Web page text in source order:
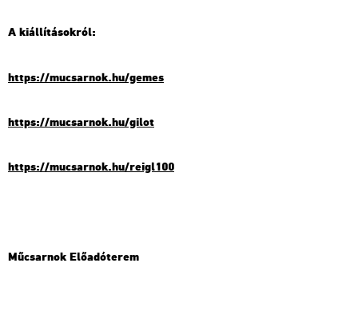
A ki­ál­lí­tá­sok­ról:
https://​mu­csar­nok.​hu/​gemes
https://​mu­csar­nok.​hu/​gilot
https://​mu­csar­nok.​hu/​re­igl100
Mű­csar­nok Elő­adó­te­rem